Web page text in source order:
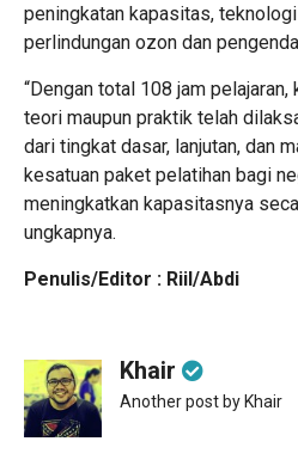
peningkatan kapasitas,
perlindungan ozon dan
“Dengan total 108 jam
teori maupun praktik telah
dari tingkat dasar, lanjutan, dan
kesatuan paket pelatihan bagi
meningkatkan kapasitasnya
ungkapnya.
Penulis/Editor : Riil/Abdi
Khair
Another post by Khair